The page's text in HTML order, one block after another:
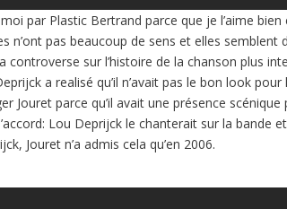
par Plastic Bertrand parce que je l’aime
n’ont pas beaucoup de sens et elles semblent
controverse sur l’histoire de la chanson plus
a realisé qu’il n’avait pas le bon look
Jouret parce qu’il avait une présence
Lou Deprijck le chanterait sur la bande
Jouret n’a admis cela qu’en 2006.